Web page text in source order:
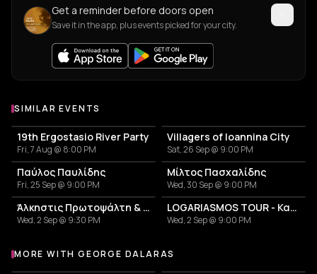
Get a reminder before doors open
Save it in the app, plus events picked for your city.
SIMILAR EVENTS
19th Ergostasio River Party
Fri, 7 Aug @ 8:00 PM
Villagers of Ioannina City
Sat, 26 Sep @ 9:00 PM
Παύλος Παυλίδης
Fri, 25 Sep @ 9:00 PM
Μίλτος Πασχαλίδης
Wed, 30 Sep @ 9:00 PM
Άλκηστις Πρωτοψάλτη & Νίκος Πορτοκάλογλου
Wed, 2 Sep @ 9:30 PM
LOGARIASMOS TOUR - Κατερίνα Λιόλιου
Wed, 2 Sep @ 9:00 PM
More events with George Dalaras
MORE WITH GEORGE DALARAS